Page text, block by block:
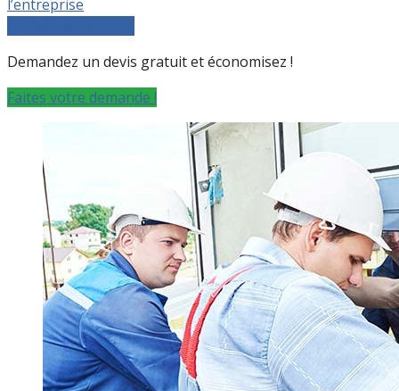
l’entreprise
Demandez un devis gratuit et économisez !
Faites votre demande !